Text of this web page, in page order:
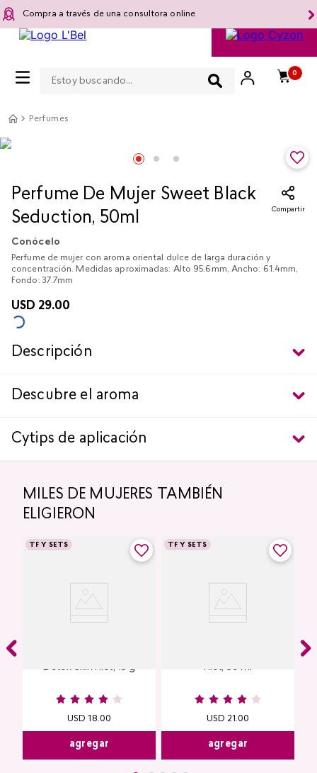
Compra a través de una consultora online
0
Perfumes
Perfume De Mujer Sweet Black
Seduction, 50ml
Compartir
Conócelo
Perfume de mujer con aroma oriental dulce de larga duración y
concentración. Medidas aproximadas: Alto 95.6mm, Ancho: 61.4mm,
Fondo: 37.7mm
USD 29.00
Descripción
Descubre el aroma
Cytips de aplicación
MILES DE MUJERES TAMBIÉN
ELIGIERON
TF Y SETS
Detox Skin First, 15 g
USD 18.00
agregar
TF Y SETS
First, 50 ml
USD 21.00
agregar